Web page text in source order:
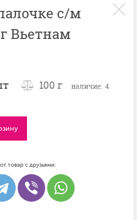
с/м
Вьетнам
100 г наличие: 4
товар с друзьями: